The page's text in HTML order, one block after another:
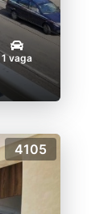
1 vaga
4105